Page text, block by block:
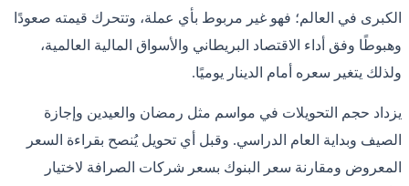
الكبرى في العالم؛ فهو غير مربوط بأي عملة، وتتحرك قيمته صعودًا
وهبوطًا وفق أداء الاقتصاد البريطاني والأسواق المالية العالمية،
ولذلك يتغير سعره أمام الدينار يوميًا.
يزداد حجم التحويلات في مواسم مثل رمضان والعيدين وإجازة
الصيف وبداية العام الدراسي. وقبل أي تحويل يُنصح بقراءة السعر
المعروض ومقارنة سعر البنوك بسعر شركات الصرافة لاختيار